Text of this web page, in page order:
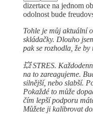
dizertace na jednom
odolnost bude
Tohle je můj aktuální
skládačky. Dlouho
pak se rozhodla, že
💥 STRES.
na to zareagujeme.
silnější, nebo slabší.
Pokaždé to může
čím lepší podporu
Můžete ji kalibrovat